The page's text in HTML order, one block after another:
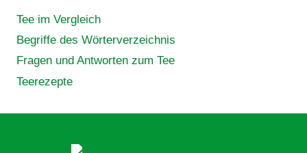
Tee im Vergleich
Begriffe des Wörterverzeichnis
Fragen und Antworten zum Tee
Teerezepte